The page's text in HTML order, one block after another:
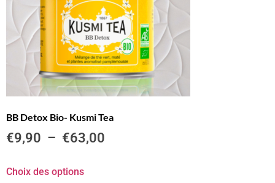
BB Detox Bio- Kusmi Tea
€9,90 – €63,00
Choix des options